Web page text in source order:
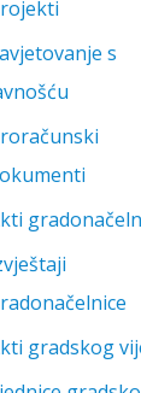
s
gradskog